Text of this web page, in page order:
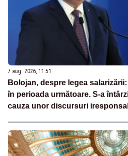
7 aug. 2026, 11:51
Bolojan, despre legea
în perioada următoare. S-a
cauza unor discursuri